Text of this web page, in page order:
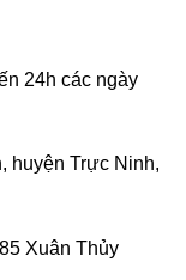
24h các ngày
huyện Trực Ninh,
Xuân Thủy